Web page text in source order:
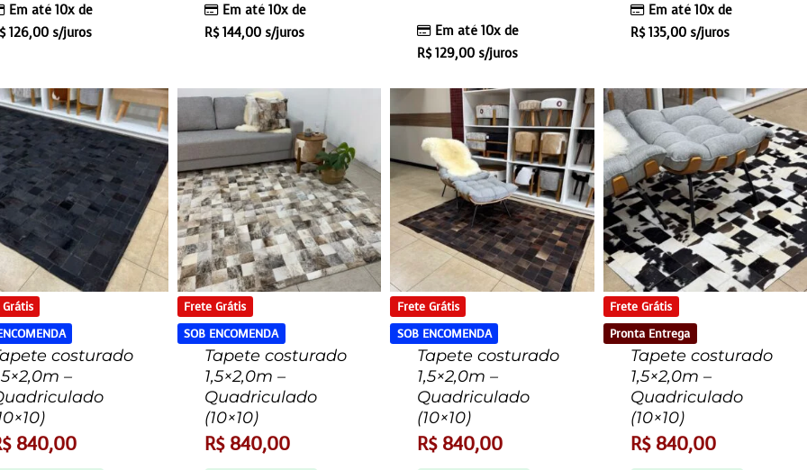
Em até 10x de
126,00 s/juros
Em até 10x de
R$144,00s/juros
Em até 10x de
R$129,00 s/juros
Em até 10x de
R$135,00s/juros
costurado
–
840,00
Frete Grátis
SOB ENCOMENDA
Tapete costurado
1,5×2,0m –
Quadriculado
(10×10)
R$840,00
Frete Grátis
SOB ENCOMENDA
Tapete costurado
1,5×2,0m –
Quadriculado
(10×10)
R$840,00
Frete Grátis
Pronta Entrega
Tapete costurado
1,5×2,0m –
Quadriculado
(10×10)
R$840,00